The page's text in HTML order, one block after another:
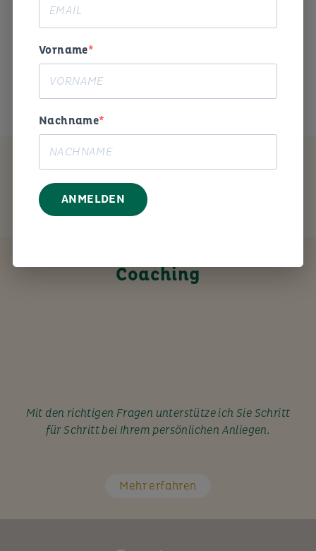
Begeisterung und Humor die
Das ist mein Anliegen.
MEIN ANGEBOT
Coaching
Mit den richtigen Fragen unterstütze ich Sie Schritt
für Schritt bei Ihrem persönlichen Anliegen.
Mehr erfahren
Vorname
Nachname
ANMELDEN